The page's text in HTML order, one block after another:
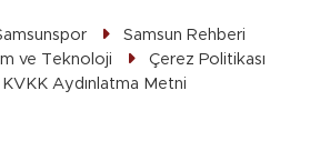
Samsun Rehberi
ve Teknoloji
Çerez Politikası
KVKK Aydınlatma Metni